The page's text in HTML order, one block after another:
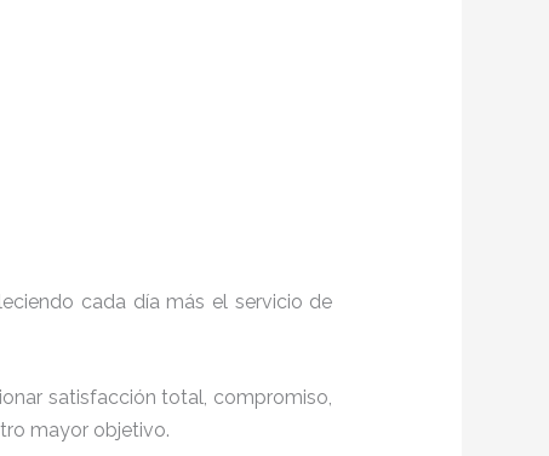
cada día más el servicio de
satisfacción total, compromiso,
mayor objetivo.